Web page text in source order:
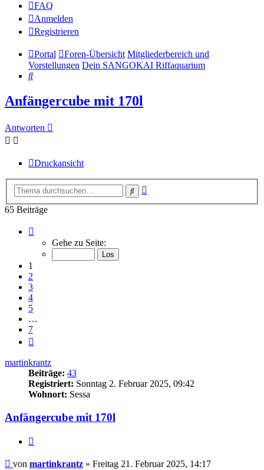
FAQ
Anmelden
Registrieren
Portal Foren-Übersicht Mitgliederbereich und
Vorstellungen Dein SANGOKAI Riffaquarium
Suche
Anfängercube mit 170l
Antworten
Druckansicht
Suche
65 Beiträge
von
Gehe zu Seite:
1
2
3
4
5
…
7
martinkrantz
Beiträge: 43
Registriert: Sonntag 2. Februar 2025, 09:42
Wohnort: Sessa
Anfängercube mit 170l
Beitrag
von martinkrantz » Freitag 21. Februar 2025, 14:17